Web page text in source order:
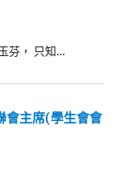
芬， 只知…
會主席(學生會會